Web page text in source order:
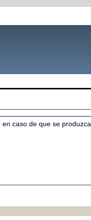
caso de que se